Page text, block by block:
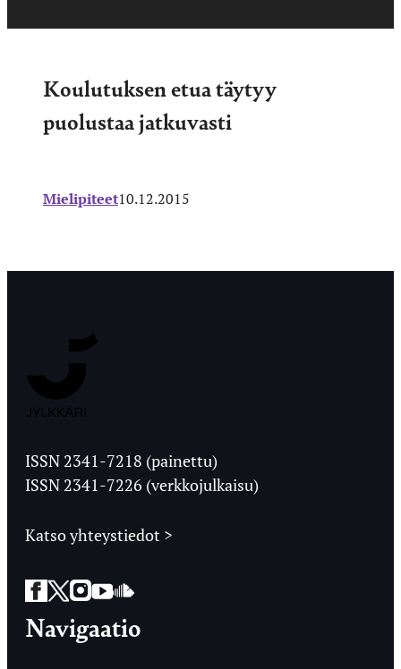
Koulutuksen etua täytyy
puolustaa jatkuvasti
Mielipiteet10.12.2015
Ylioppilaslehti
ISSN 2341-7218 (painettu)
ISSN 2341-7226 (verkkojulkaisu)
Katso yhteystiedot >
Facebook
Twitter
Instagram
YouTube
SoundCloud
Navigaatio